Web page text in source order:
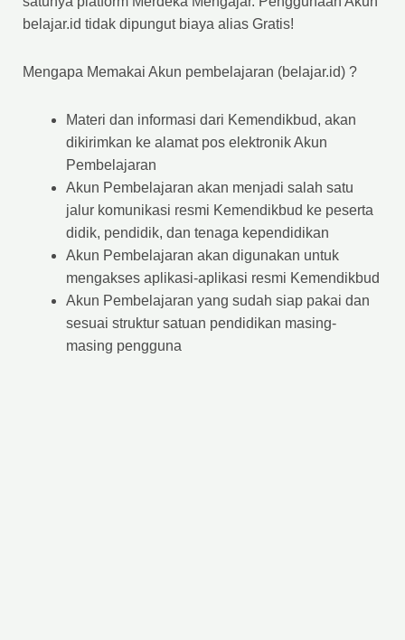
belajar.id tidak dipungut biaya alias Gratis!
Mengapa Memakai Akun pembelajaran (belajar.id) ?
Materi dan informasi dari Kemendikbud, akan
dikirimkan ke alamat pos elektronik Akun
Pembelajaran
Akun Pembelajaran akan menjadi salah satu
jalur komunikasi resmi Kemendikbud ke peserta
didik, pendidik, dan tenaga kependidikan
Akun Pembelajaran akan digunakan untuk
mengakses aplikasi-aplikasi resmi Kemendikbud
Akun Pembelajaran yang sudah siap pakai dan
sesuai struktur satuan pendidikan masing-
masing pengguna